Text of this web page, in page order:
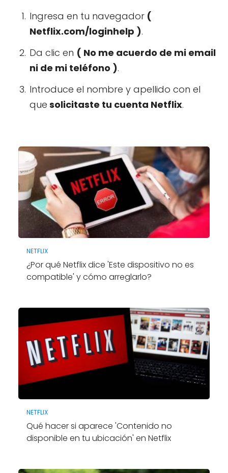
Ingresa en tu navegador (
Netflix.com/loginhelp ).
Da clic en ( No me acuerdo de mi email
ni de mi teléfono ).
Introduce el nombre y apellido con el
que solicitaste tu cuenta Netflix.
NETFLIX
¿Por qué Netflix dice 'Este dispositivo no es
compatible' y cómo arreglarlo?
NETFLIX
Qué hacer si aparece 'Contenido no
disponible en tu ubicación' en Netflix